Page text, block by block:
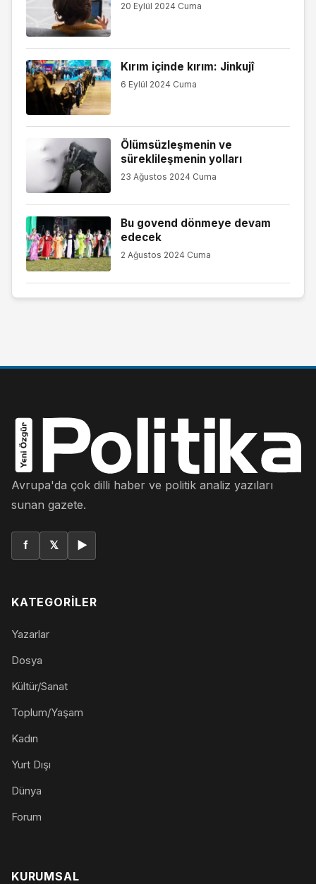
20 Eylül 2024 Cuma
Kırım içinde kırım: Jinkujî
6 Eylül 2024 Cuma
Ölümsüzleşmenin ve
süreklileşmenin yolları
23 Ağustos 2024 Cuma
Bu govend dönmeye devam
edecek
2 Ağustos 2024 Cuma
Avrupa'da çok dilli haber ve politik analiz yazıları
sunan gazete.
f 𝕏 ▶
KATEGORILER
Yazarlar
Dosya
Kültür/Sanat
Toplum/Yaşam
Kadın
Yurt Dışı
Dünya
Forum
KURUMSAL